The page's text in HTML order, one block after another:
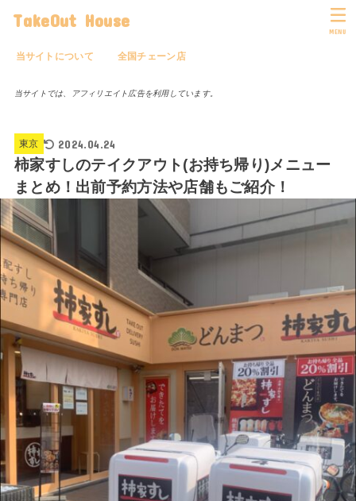
TakeOut House
当サイトについて 全国チェーン店
MENU
当サイトでは、アフィリエイト広告を利用しています。
東京 2024.04.24
柿家すしのテイクアウト(お持ち帰り)メニュー
まとめ！出前予約方法や店舗もご紹介！